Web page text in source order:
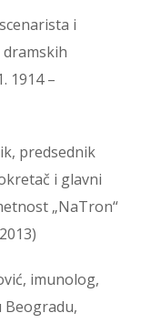
i
1914 –
predsednik
i glavni
„NaTron“
imunolog,